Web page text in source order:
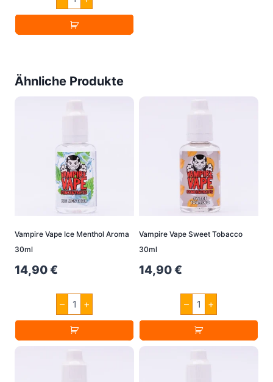
Ultimate
Spartacus
SWEET
EDITION
Ähnliche Produkte
Vampire Vape Ice Menthol Aroma
30ml
14,90€
–
Vampire
Vape
Ice
Menthol
Aroma
30ml
Menge
+
Vampire Vape Sweet Tobacco
30ml
14,90€
–
Vampire
Vape
Sweet
Tobacco
30ml
Menge
+